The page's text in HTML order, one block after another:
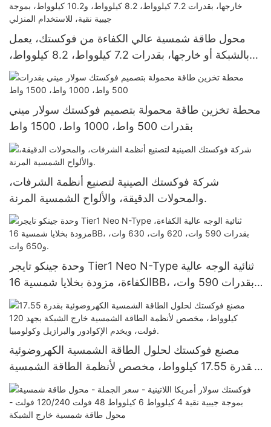
محول طاقة شمسية عالي الكفاءة من فوكستك، يعمل
بالشبكة أو خارجها، بقدرات 7.2 كيلوواط، 8.2 كيلوواط،
محطة تخزين طاقة محمولة بتصميم فوكستك سولار ميني
بقدرات 500 واط، 1000 واط، 1500 واط
شركة فوكستك الصينية لتصنيع أنظمة الشرفات،
والمحولات الدقيقة، والألواح الشمسية المرنة.
وحدة جينكو تايجر Tier1 Neo N-Type ثنائية الوجه عالية
الكفاءة، مزودة بخلايا شمسية 16BB، بقدرات 590 وات،
مصنع فوكستك لحلول الطاقة الشمسية الكهروضوئية
بقدرة 17.55 كيلوواط، مخصص لأنظمة الطاقة الشمسية
خارج الشبكة بجهد 120 فولت، ويخدم الإكوادور والبرازيل
وكولومبيا.